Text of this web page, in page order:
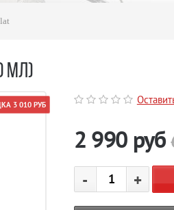
МЛ)
3 010 РУБ
2 990 руб
- +